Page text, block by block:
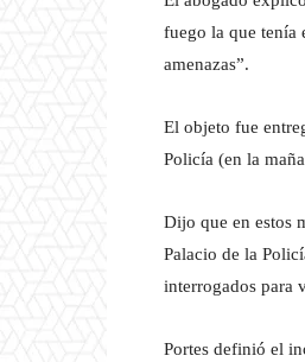
fuego la que tenía
amenazas”.
El objeto fue
Policía (en la
Dijo que en estos
Palacio de la
interrogados para
Portes definió el